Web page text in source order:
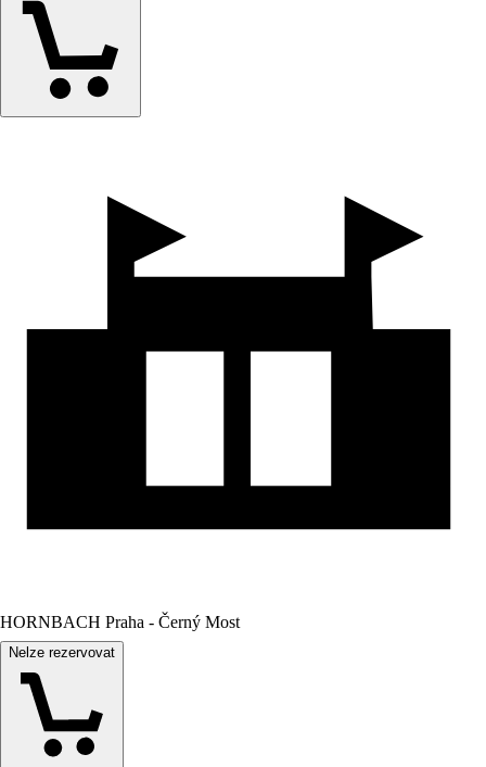
HORNBACH Praha - Černý Most
Nelze rezervovat